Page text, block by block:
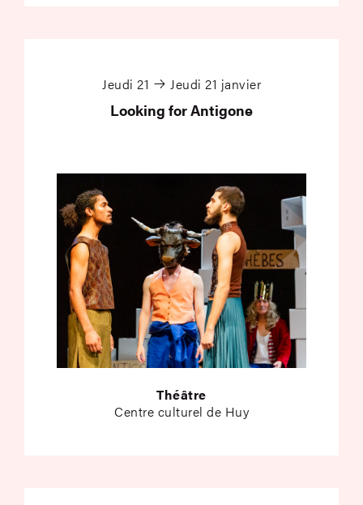
Jeudi 21 Jeudi 21 janvier
Looking for Antigone
Théâtre
Centre culturel de Huy